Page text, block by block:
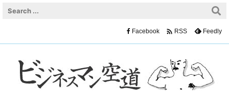
Facebook  RSS Feedly